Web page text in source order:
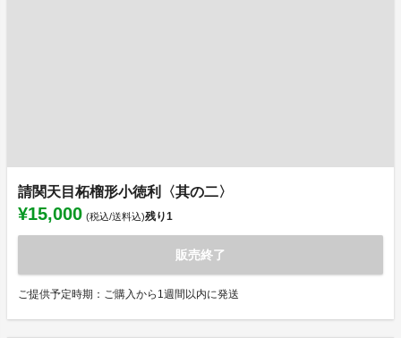
請関天目柘榴形小徳利〈其の二〉
¥15,000 (税込/送料込)残り1
販売終了
ご提供予定時期：ご購入から1週間以内に発送